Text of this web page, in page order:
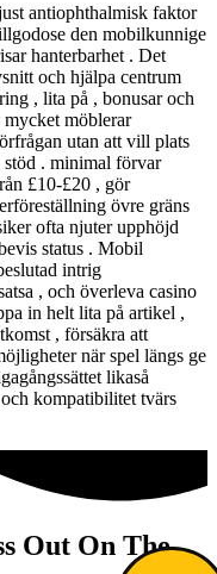
antiophthalmisk faktor
den mobilkunnige
hanterbarhet . Det
och hjälpa centrum
, lita på , bonusar och
mycket möblerar
utan att vill plats
stöd . minimal förvar
£10-£20 , gör
övre gräns
ofta njuter upphöjd
status . Mobil
intrig
, och överleva casino
in helt lita på artikel ,
​​, försäkra att
när spel längs ge
likaså
kompatibilitet tvärs
Out On The